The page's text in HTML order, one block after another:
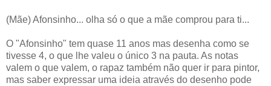
(Mãe) Afonsinho... olha só o que a mãe comprou para ti...
O "Afonsinho" tem quase 11 anos mas desenha como se
tivesse 4, o que lhe valeu o único 3 na pauta. As notas
valem o que valem, o rapaz também não quer ir para pintor,
mas saber expressar uma ideia através do desenho pode